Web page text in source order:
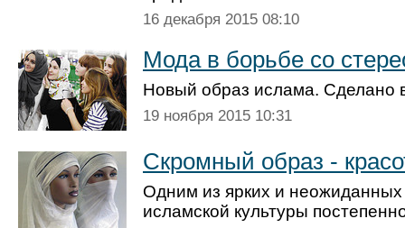
16 декабря 2015 08:10
Мода в борьбе со
Новый образ ислама. Сделано
19 ноября 2015 10:31
Скромный образ -
Одним из ярких и
исламской культуры